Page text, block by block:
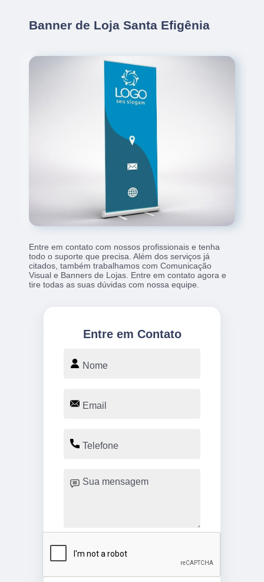
Banner de Loja Santa Efigênia
Entre em contato com nossos profissionais e tenha
todo o suporte que precisa. Além dos serviços já
citados, também trabalhamos com Comunicação
Visual e Banners de Lojas. Entre em contato agora e
tire todas as suas dúvidas com nossa equipe.
Entre em Contato